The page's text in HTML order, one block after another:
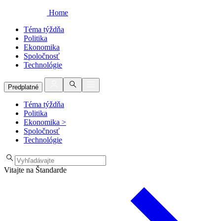
Home
Téma týždňa
Politika
Ekonomika
Spoločnosť
Technológie
Predplatné
Téma týždňa
Politika
Ekonomika >
Spoločnosť
Technológie
Vitajte na Štandarde